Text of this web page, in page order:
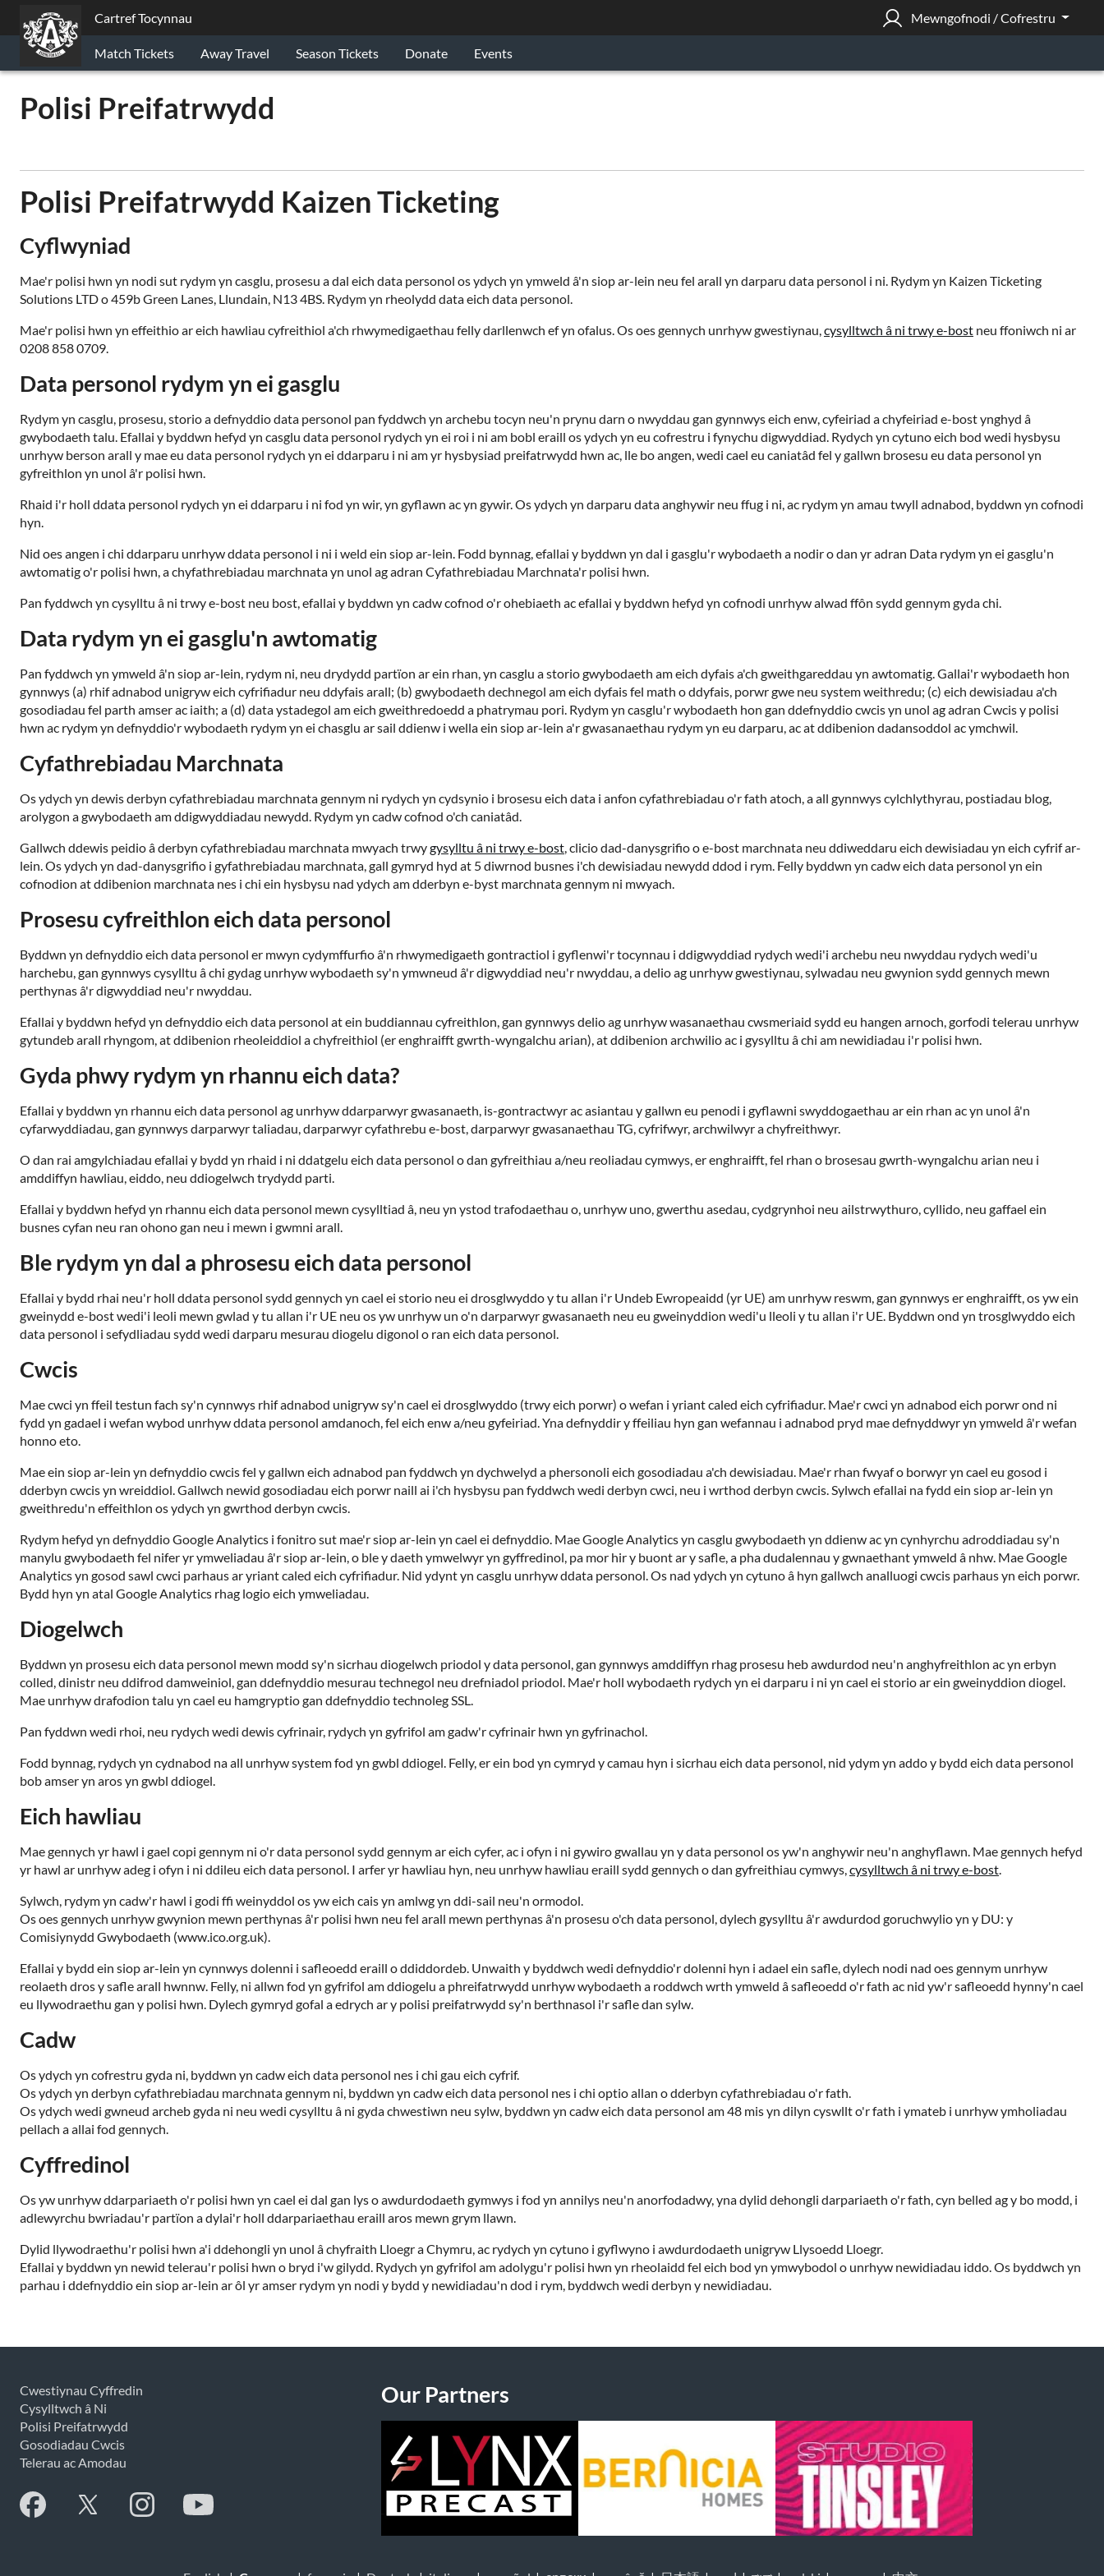
Cartref Tocynnau Mewngofnodi / Cofrestru
Match Tickets Away Travel Season Tickets Donate Events
Polisi Preifatrwydd
Polisi Preifatrwydd Kaizen Ticketing
Cyflwyniad
Mae'r polisi hwn yn nodi sut rydym yn casglu, prosesu a dal eich data personol os ydych yn ymweld â'n siop ar-lein neu fel arall yn darparu data personol i ni. Rydym yn Kaizen Ticketing
Solutions LTD o 459b Green Lanes, Llundain, N13 4BS. Rydym yn rheolydd data eich data personol.
Mae'r polisi hwn yn effeithio ar eich hawliau cyfreithiol a'ch rhwymedigaethau felly darllenwch ef yn ofalus. Os oes gennych unrhyw gwestiynau,cysylltwch â ni trwy e-bost neu ffoniwch ni ar
0208 858 0709.
Data personol rydym yn ei gasglu
Rydym yn casglu, prosesu, storio a defnyddio data personol pan fyddwch yn archebu tocyn neu'n prynu darn o nwyddau gan gynnwys eich enw, cyfeiriad a chyfeiriad e-bost ynghyd â
gwybodaeth talu. Efallai y byddwn hefyd yn casglu data personol rydych yn ei roi i ni am bobl eraill os ydych yn eu cofrestru i fynychu digwyddiad. Rydych yn cytuno eich bod wedi hysbysu
unrhyw berson arall y mae eu data personol rydych yn ei ddarparu i ni am yr hysbysiad preifatrwydd hwn ac, lle bo angen, wedi cael eu caniatâd fel y gallwn brosesu eu data personol yn
gyfreithlon yn unol â'r polisi hwn.
Rhaid i'r holl ddata personol rydych yn ei ddarparu i ni fod yn wir, yn gyflawn ac yn gywir. Os ydych yn darparu data anghywir neu ffug i ni, ac rydym yn amau twyll adnabod, byddwn yn cofnodi
hyn.
Nid oes angen i chi ddarparu unrhyw ddata personol i ni i weld ein siop ar-lein. Fodd bynnag, efallai y byddwn yn dal i gasglu'r wybodaeth a nodir o dan yr adran Data rydym yn ei gasglu'n
awtomatig o'r polisi hwn, a chyfathrebiadau marchnata yn unol ag adran Cyfathrebiadau Marchnata'r polisi hwn.
Pan fyddwch yn cysylltu â ni trwy e-bost neu bost, efallai y byddwn yn cadw cofnod o'r ohebiaeth ac efallai y byddwn hefyd yn cofnodi unrhyw alwad ffôn sydd gennym gyda chi.
Data rydym yn ei gasglu'n awtomatig
Pan fyddwch yn ymweld â'n siop ar-lein, rydym ni, neu drydydd partïon ar ein rhan, yn casglu a storio gwybodaeth am eich dyfais a'ch gweithgareddau yn awtomatig. Gallai'r wybodaeth hon
gynnwys (a) rhif adnabod unigryw eich cyfrifiadur neu ddyfais arall; (b) gwybodaeth dechnegol am eich dyfais fel math o ddyfais, porwr gwe neu system weithredu; (c) eich dewisiadau a'ch
gosodiadau fel parth amser ac iaith; a (d) data ystadegol am eich gweithredoedd a phatrymau pori. Rydym yn casglu'r wybodaeth hon gan ddefnyddio cwcis yn unol ag adran Cwcis y polisi
hwn ac rydym yn defnyddio'r wybodaeth rydym yn ei chasglu ar sail ddienw i wella ein siop ar-lein a'r gwasanaethau rydym yn eu darparu, ac at ddibenion dadansoddol ac ymchwil.
Cyfathrebiadau Marchnata
Os ydych yn dewis derbyn cyfathrebiadau marchnata gennym ni rydych yn cydsynio i brosesu eich data i anfon cyfathrebiadau o'r fath atoch, a all gynnwys cylchlythyrau, postiadau blog,
arolygon a gwybodaeth am ddigwyddiadau newydd. Rydym yn cadw cofnod o'ch caniatâd.
Gallwch ddewis peidio â derbyn cyfathrebiadau marchnata mwyach trwygysylltu â ni trwy e-bost, clicio dad-danysgrifio o e-bost marchnata neu ddiweddaru eich dewisiadau yn eich cyfrif ar-
lein. Os ydych yn dad-danysgrifio i gyfathrebiadau marchnata, gall gymryd hyd at 5 diwrnod busnes i'ch dewisiadau newydd ddod i rym. Felly byddwn yn cadw eich data personol yn ein
cofnodion at ddibenion marchnata nes i chi ein hysbysu nad ydych am dderbyn e-byst marchnata gennym ni mwyach.
Prosesu cyfreithlon eich data personol
Byddwn yn defnyddio eich data personol er mwyn cydymffurfio â'n rhwymedigaeth gontractiol i gyflenwi'r tocynnau i ddigwyddiad rydych wedi'i archebu neu nwyddau rydych wedi'u
harchebu, gan gynnwys cysylltu â chi gydag unrhyw wybodaeth sy'n ymwneud â'r digwyddiad neu'r nwyddau, a delio ag unrhyw gwestiynau, sylwadau neu gwynion sydd gennych mewn
perthynas â'r digwyddiad neu'r nwyddau.
Efallai y byddwn hefyd yn defnyddio eich data personol at ein buddiannau cyfreithlon, gan gynnwys delio ag unrhyw wasanaethau cwsmeriaid sydd eu hangen arnoch, gorfodi telerau unrhyw
gytundeb arall rhyngom, at ddibenion rheoleiddiol a chyfreithiol (er enghraifft gwrth-wyngalchu arian), at ddibenion archwilio ac i gysylltu â chi am newidiadau i'r polisi hwn.
Gyda phwy rydym yn rhannu eich data?
Efallai y byddwn yn rhannu eich data personol ag unrhyw ddarparwyr gwasanaeth, is-gontractwyr ac asiantau y gallwn eu penodi i gyflawni swyddogaethau ar ein rhan ac yn unol â'n
cyfarwyddiadau, gan gynnwys darparwyr taliadau, darparwyr cyfathrebu e-bost, darparwyr gwasanaethau TG, cyfrifwyr, archwilwyr a chyfreithwyr.
O dan rai amgylchiadau efallai y bydd yn rhaid i ni ddatgelu eich data personol o dan gyfreithiau a/neu reoliadau cymwys, er enghraifft, fel rhan o brosesau gwrth-wyngalchu arian neu i
amddiffyn hawliau, eiddo, neu ddiogelwch trydydd parti.
Efallai y byddwn hefyd yn rhannu eich data personol mewn cysylltiad â, neu yn ystod trafodaethau o, unrhyw uno, gwerthu asedau, cydgrynhoi neu ailstrwythuro, cyllido, neu gaffael ein
busnes cyfan neu ran ohono gan neu i mewn i gwmni arall.
Ble rydym yn dal a phrosesu eich data personol
Efallai y bydd rhai neu'r holl ddata personol sydd gennych yn cael ei storio neu ei drosglwyddo y tu allan i'r Undeb Ewropeaidd (yr UE) am unrhyw reswm, gan gynnwys er enghraifft, os yw ein
gweinydd e-bost wedi'i leoli mewn gwlad y tu allan i'r UE neu os yw unrhyw un o'n darparwyr gwasanaeth neu eu gweinyddion wedi'u lleoli y tu allan i'r UE. Byddwn ond yn trosglwyddo eich
data personol i sefydliadau sydd wedi darparu mesurau diogelu digonol o ran eich data personol.
Cwcis
Mae cwci yn ffeil testun fach sy'n cynnwys rhif adnabod unigryw sy'n cael ei drosglwyddo (trwy eich porwr) o wefan i yriant caled eich cyfrifiadur. Mae'r cwci yn adnabod eich porwr ond ni
fydd yn gadael i wefan wybod unrhyw ddata personol amdanoch, fel eich enw a/neu gyfeiriad. Yna defnyddir y ffeiliau hyn gan wefannau i adnabod pryd mae defnyddwyr yn ymweld â'r wefan
honno eto.
Mae ein siop ar-lein yn defnyddio cwcis fel y gallwn eich adnabod pan fyddwch yn dychwelyd a phersonoli eich gosodiadau a'ch dewisiadau. Mae'r rhan fwyaf o borwyr yn cael eu gosod i
dderbyn cwcis yn wreiddiol. Gallwch newid gosodiadau eich porwr naill ai i'ch hysbysu pan fyddwch wedi derbyn cwci, neu i wrthod derbyn cwcis. Sylwch efallai na fydd ein siop ar-lein yn
gweithredu'n effeithlon os ydych yn gwrthod derbyn cwcis.
Rydym hefyd yn defnyddio Google Analytics i fonitro sut mae'r siop ar-lein yn cael ei defnyddio. Mae Google Analytics yn casglu gwybodaeth yn ddienw ac yn cynhyrchu adroddiadau sy'n
manylu gwybodaeth fel nifer yr ymweliadau â'r siop ar-lein, o ble y daeth ymwelwyr yn gyffredinol, pa mor hir y buont ar y safle, a pha dudalennau y gwnaethant ymweld â nhw. Mae Google
Analytics yn gosod sawl cwci parhaus ar yriant caled eich cyfrifiadur. Nid ydynt yn casglu unrhyw ddata personol. Os nad ydych yn cytuno â hyn gallwch analluogi cwcis parhaus yn eich porwr.
Bydd hyn yn atal Google Analytics rhag logio eich ymweliadau.
Diogelwch
Byddwn yn prosesu eich data personol mewn modd sy'n sicrhau diogelwch priodol y data personol, gan gynnwys amddiffyn rhag prosesu heb awdurdod neu'n anghyfreithlon ac yn erbyn
colled, dinistr neu ddifrod damweiniol, gan ddefnyddio mesurau technegol neu drefniadol priodol. Mae'r holl wybodaeth rydych yn ei darparu i ni yn cael ei storio ar ein gweinyddion diogel.
Mae unrhyw drafodion talu yn cael eu hamgryptio gan ddefnyddio technoleg SSL.
Pan fyddwn wedi rhoi, neu rydych wedi dewis cyfrinair, rydych yn gyfrifol am gadw'r cyfrinair hwn yn gyfrinachol.
Fodd bynnag, rydych yn cydnabod na all unrhyw system fod yn gwbl ddiogel. Felly, er ein bod yn cymryd y camau hyn i sicrhau eich data personol, nid ydym yn addo y bydd eich data personol
bob amser yn aros yn gwbl ddiogel.
Eich hawliau
Mae gennych yr hawl i gael copi gennym ni o'r data personol sydd gennym ar eich cyfer, ac i ofyn i ni gywiro gwallau yn y data personol os yw'n anghywir neu'n anghyflawn. Mae gennych hefyd
yr hawl ar unrhyw adeg i ofyn i ni ddileu eich data personol. I arfer yr hawliau hyn, neu unrhyw hawliau eraill sydd gennych o dan gyfreithiau cymwys,cysylltwch â ni trwy e-bost.
Sylwch, rydym yn cadw'r hawl i godi ffi weinyddol os yw eich cais yn amlwg yn ddi-sail neu'n ormodol.
Os oes gennych unrhyw gwynion mewn perthynas â'r polisi hwn neu fel arall mewn perthynas â'n prosesu o'ch data personol, dylech gysylltu â'r awdurdod goruchwylio yn y DU: y
Comisiynydd Gwybodaeth (www.ico.org.uk).
Efallai y bydd ein siop ar-lein yn cynnwys dolenni i safleoedd eraill o ddiddordeb. Unwaith y byddwch wedi defnyddio'r dolenni hyn i adael ein safle, dylech nodi nad oes gennym unrhyw
reolaeth dros y safle arall hwnnw. Felly, ni allwn fod yn gyfrifol am ddiogelu a phreifatrwydd unrhyw wybodaeth a roddwch wrth ymweld â safleoedd o'r fath ac nid yw'r safleoedd hynny'n cael
eu llywodraethu gan y polisi hwn. Dylech gymryd gofal a edrych ar y polisi preifatrwydd sy'n berthnasol i'r safle dan sylw.
Cadw
Os ydych yn cofrestru gyda ni, byddwn yn cadw eich data personol nes i chi gau eich cyfrif.
Os ydych yn derbyn cyfathrebiadau marchnata gennym ni, byddwn yn cadw eich data personol nes i chi optio allan o dderbyn cyfathrebiadau o'r fath.
Os ydych wedi gwneud archeb gyda ni neu wedi cysylltu â ni gyda chwestiwn neu sylw, byddwn yn cadw eich data personol am 48 mis yn dilyn cyswllt o'r fath i ymateb i unrhyw ymholiadau
pellach a allai fod gennych.
Cyffredinol
Os yw unrhyw ddarpariaeth o'r polisi hwn yn cael ei dal gan lys o awdurdodaeth gymwys i fod yn annilys neu'n anorfodadwy, yna dylid dehongli darpariaeth o'r fath, cyn belled ag y bo modd, i
adlewyrchu bwriadau'r partïon a dylai'r holl ddarpariaethau eraill aros mewn grym llawn.
Dylid llywodraethu'r polisi hwn a'i ddehongli yn unol â chyfraith Lloegr a Chymru, ac rydych yn cytuno i gyflwyno i awdurdodaeth unigryw Llysoedd Lloegr.
Efallai y byddwn yn newid telerau'r polisi hwn o bryd i'w gilydd. Rydych yn gyfrifol am adolygu'r polisi hwn yn rheolaidd fel eich bod yn ymwybodol o unrhyw newidiadau iddo. Os byddwch yn
parhau i ddefnyddio ein siop ar-lein ar ôl yr amser rydym yn nodi y bydd y newidiadau'n dod i rym, byddwch wedi derbyn y newidiadau.
Cwestiynau Cyffredin
Cysylltwch â Ni
Polisi Preifatrwydd
Gosodiadau Cwcis
Telerau ac Amodau
Our Partners